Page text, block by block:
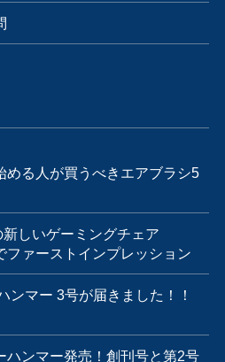
める人が買うべきエアブラシ5
新しいゲーミングチェア
ファーストインプレッション
ンマー 3号が届きました！！
ハンマー発売！創刊号と第2号